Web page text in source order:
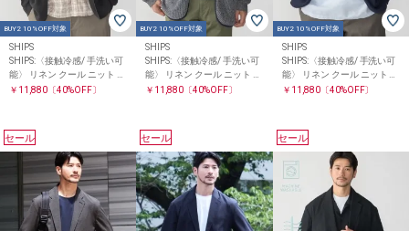
BUY2 10%OFF対象
SHIPS
SHIPS:〈接触冷感/ 手洗い可
能〉 リネン クール ニット ジ
ャケット
￥11,880〔40%OFF〕
BUY2 10%OFF対象
SHIPS
SHIPS:〈接触冷感/ 手洗い可
能〉 リネン クール ニット ジ
ャケット
￥11,880 〔40%OFF〕
BUY2 10%OFF対象
SHIPS
SHIPS:〈接触冷感/ 手洗い可
能〉 リネン クール ニット ジ
ャケット
￥11,880〔40%OFF〕
セール セール セール